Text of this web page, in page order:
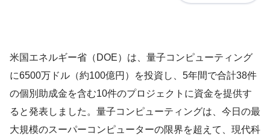
米国エネルギー省（DOE）は、量子コンピューティング
に6500万ドル（約100億円）を投資し、5年間で合計38件
の個別助成金を含む10件のプロジェクトに資金を提供す
ると発表しました。量子コンピューティングは、今日の最
大規模のスーパーコンピューターの限界を超えて、現代科